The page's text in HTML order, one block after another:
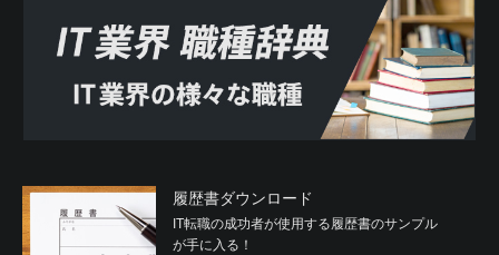
履歴書ダウンロード
IT転職の成功者が使用する履歴書のサンプル
が手に入る！